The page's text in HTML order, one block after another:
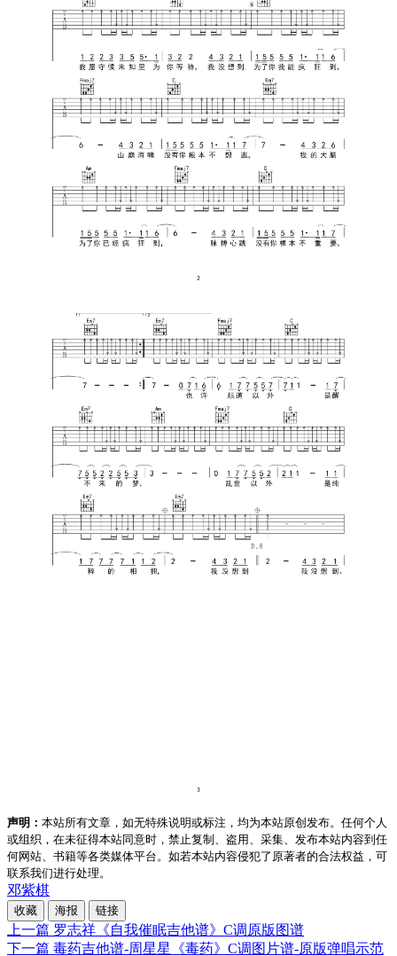
声明： 本站所有文章，如无特殊说明或标注，均为本站原创发布。任何个人
或组织，在未征得本站同意时，禁止复制、盗用、采集、发布本站内容到任
何网站、书籍等各类媒体平台。如若本站内容侵犯了原著者的合法权益，可
联系我们进行处理。
邓紫棋
收藏 海报 链接
上一篇 罗志祥《自我催眠吉他谱》C调原版图谱
下一篇 毒药吉他谱-周星星《毒药》C调图片谱-原版弹唱示范